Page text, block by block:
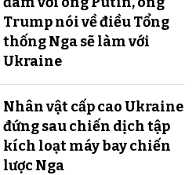
Trump nói về điều Tổng
thống Nga sẽ làm với
Ukraine
Nhân vật cấp cao Ukraine
đứng sau chiến dịch tập
kích loạt máy bay chiến
lược Nga